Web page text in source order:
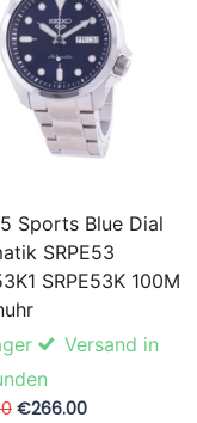
Sports Blue Dial
SRPE53
SRPE53K 100M
Versand in
€266.00